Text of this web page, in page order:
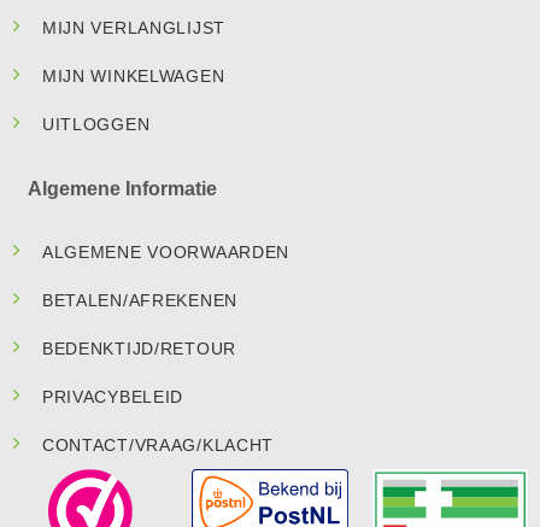
MIJN VERLANGLIJST
MIJN WINKELWAGEN
UITLOGGEN
Algemene Informatie
ALGEMENE VOORWAARDEN
BETALEN/AFREKENEN
BEDENKTIJD/RETOUR
PRIVACYBELEID
CONTACT/VRAAG/KLACHT